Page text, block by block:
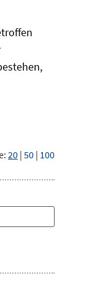
20 | 50 | 100